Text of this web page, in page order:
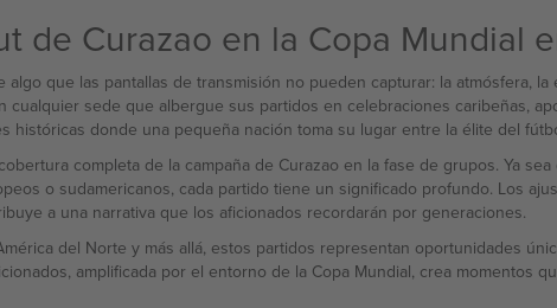
de Curazao en la Copa Mundial
que las pantallas de transmisión no pueden capturar: la atmósfera,
cualquier sede que albergue sus partidos en celebraciones caribeñas,
históricas donde una pequeña nación toma su lugar entre la élite del
completa de la campaña de Curazao en la fase de grupos. Ya
o sudamericanos, cada partido tiene un significado profundo. Los
a una narrativa que los aficionados recordarán por generaciones.
del Norte y más allá, estos partidos representan oportunidades
amplificada por el entorno de la Copa Mundial, crea momentos